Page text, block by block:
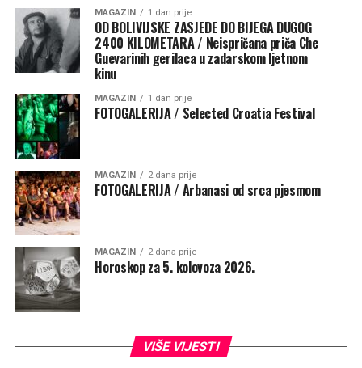
MAGAZIN 1 dan prije
OD BOLIVIJSKE ZASJEDE DO BIJEGA DUGOG
2400 KILOMETARA / Neispričana priča Che
Guevarinih gerilaca u zadarskom ljetnom
kinu
MAGAZIN 1 dan prije
FOTOGALERIJA / Selected Croatia Festival
MAGAZIN 2 dana prije
FOTOGALERIJA / Arbanasi od srca pjesmom
MAGAZIN 2 dana prije
Horoskop za 5. kolovoza 2026.
VIŠE VIJESTI